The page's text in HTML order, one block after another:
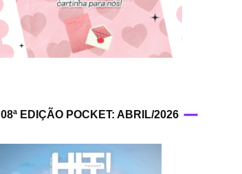
HIT!Fashion
HIT!Filmes
HIT!Hop
08ª EDIÇÃO POCKET: ABRIL/2026